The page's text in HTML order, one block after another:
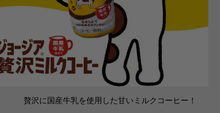
贅沢に国産牛乳を使用した甘いミルクコーヒー​！